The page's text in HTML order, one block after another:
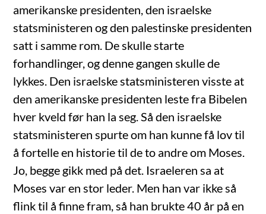
amerikanske presidenten, den israelske
statsministeren og den palestinske presidenten
satt i samme rom. De skulle starte
forhandlinger, og denne gangen skulle de
lykkes. Den israelske statsministeren visste at
den amerikanske presidenten leste fra Bibelen
hver kveld før han la seg. Så den israelske
statsministeren spurte om han kunne få lov til
å fortelle en historie til de to andre om Moses.
Jo, begge gikk med på det. Israeleren sa at
Moses var en stor leder. Men han var ikke så
flink til å finne fram, så han brukte 40 år på en